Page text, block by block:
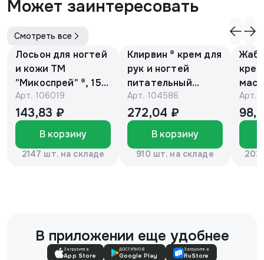
Может заинтересовать
Смотреть все
Лосьон для ногтей
и кожи ТМ
"Микоспрей" ®, 15
мл
Арт. 106019
143,83 ₽
В корзину
2147 шт. на складе
Клирвин ® крем для
рук и ногтей
питательный
против
гиперпигментации
для осветления
кожи 75 г
Арт. 104586
272,04 ₽
В корзину
910 шт. на складе
Арт.
В приложении еще удобнее
Загрузите в
App Store
ДОСТУПНО В
Google Play
Загрузите в
RuStore